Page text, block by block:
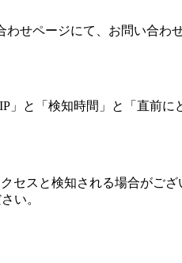
せページにて、お問い合わ
と「検知時間」と「直前に
セスと検知される場合がござ
い。